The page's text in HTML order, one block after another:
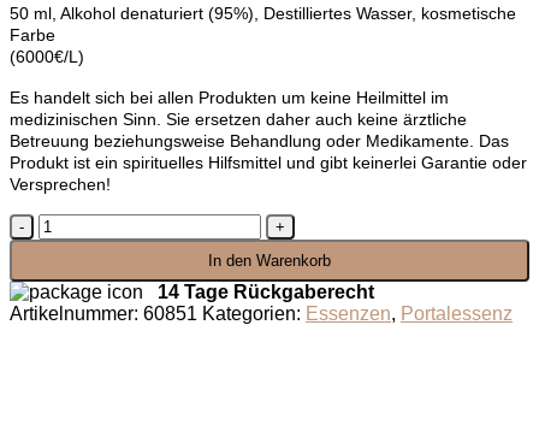
50 ml, Alkohol denaturiert (95%), Destilliertes Wasser, kosmetische
Farbe
(6000€/L)
Es handelt sich bei allen Produkten um keine Heilmittel im
medizinischen Sinn. Sie ersetzen daher auch keine ärztliche
Betreuung beziehungsweise Behandlung oder Medikamente. Das
Produkt ist ein spirituelles Hilfsmittel und gibt keinerlei Garantie oder
Versprechen!
Portalessenz
Segnungstropfen
Engel
Menge
In den Warenkorb
14 Tage Rückgaberecht
Artikelnummer: 60851 Kategorien: Essenzen, Portalessenz